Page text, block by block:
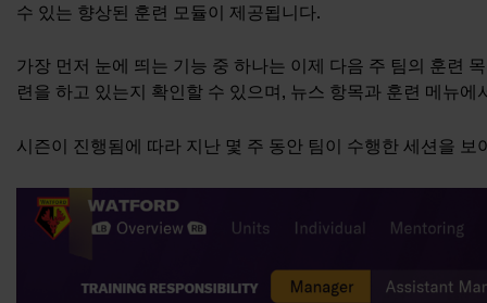
수 있는 향상된 훈련 모듈이 제공됩니다.
가장 먼저 눈에 띄는 기능 중 하나는 이제 다음 주 팀의 훈련
련을 하고 있는지 확인할 수 있으며, 뉴스 항목과 훈련 메뉴
시즌이 진행됨에 따라 지난 몇 주 동안 팀이 수행한 세션을